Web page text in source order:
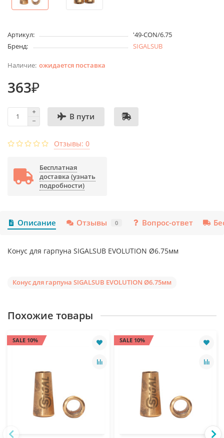
Артикул:
'49-CON/6.75
Бренд:
SIGALSUB
ожидается поставка
363₽
В пути
Отзывы: 0
Бесплатная
доставка (узнать
подробности)
Описание Отзывы 0 Вопрос-ответ
Конус для гарпуна SIGALSUB EVOLUTION Ø6.75мм
Конус для гарпуна SIGALSUB EVOLUTION Ø6.75мм
Похожие товары
SALE 10% SALE 10%